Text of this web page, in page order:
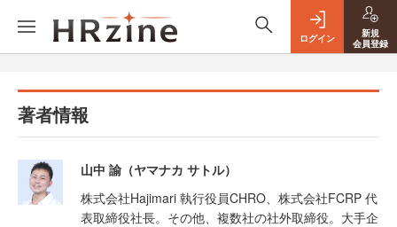
ログイン
新規
会員登録
著者情報
山中 諭（ヤマナカ サトル）
株式会社Hajimari 執行役員CHRO、株式会社FCRP 代
表取締役社長。その他、複数社の社外取締役。大手企